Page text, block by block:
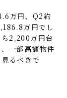
万円、Q2約
万円でし
2,200万円台
一部高額物件
るべきで